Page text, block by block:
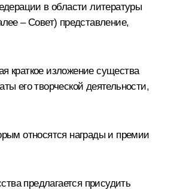
в области литературы
– Совет) представление,
краткое изложение существа
его творческой деятельности,
относятся награды и премии
предлагается присудить